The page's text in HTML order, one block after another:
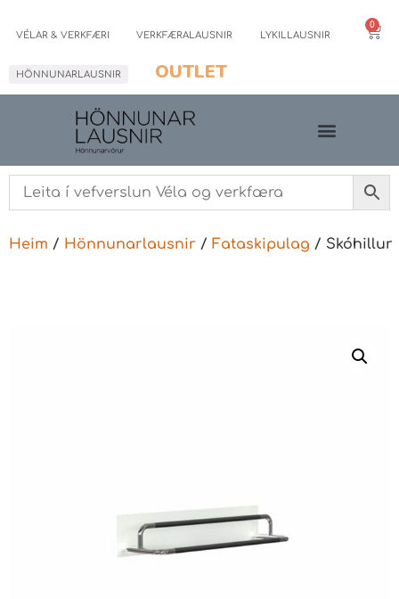
VÉLAR & VERKFÆRI VERKFÆRALAUSNIR LYKILLAUSNIR
HÖNNUNARLAUSNIR OUTLET
0
Heim / Hönnunarlausnir / Fataskipulag / Skóhillur